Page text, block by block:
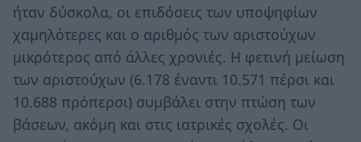
ήταν δύσκολα, οι επιδόσεις των υποψηφίων
χαμηλότερες και ο αριθμός των αριστούχων
μικρότερος από άλλες χρονιές. Η φετινή μείωση
των αριστούχων (6.178 έναντι 10.571 πέρσι και
10.688 πρόπερσι) συμβάλει στην πτώση των
βάσεων, ακόμη και στις ιατρικές σχολές. Οι